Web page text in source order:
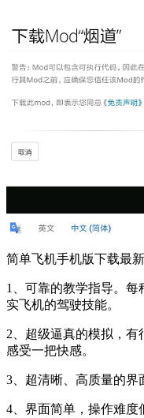
简单飞机手机版下载最新
1、可靠的教学指导。
实飞机的驾驶技能。
2、超级逼真的模拟，
感受一把快感。
3、超清晰、高质量的界
4、界面简单，操作难